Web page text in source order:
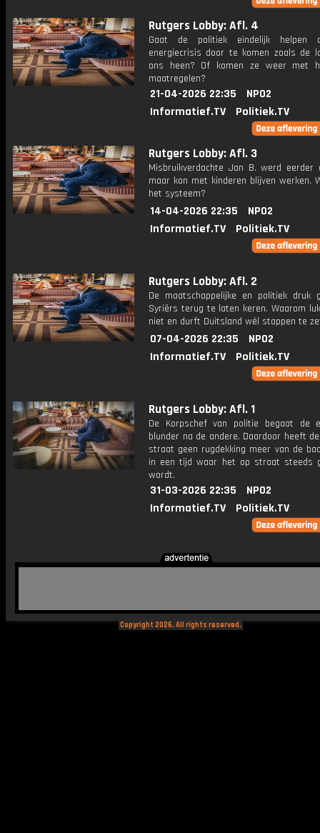
Rutgers Lobby: Afl. 4
Gaat de politiek eindelijk helpen
energiecrisis door te komen zoals de
ons heen? Of komen ze weer met
maatregelen?
21-04-2026 22:35
NPO2
Informatief.TV
Politiek.TV
Rutgers Lobby: Afl. 3
Misbruikverdachte Jan B. werd eerder
maar kon met kinderen blijven werken.
het systeem?
14-04-2026 22:35
NPO2
Informatief.TV
Politiek.TV
Rutgers Lobby: Afl. 2
De maatschappelijke en politiek druk
Syriërs terug te laten keren. Waarom
niet en durft Duitsland wél stappen te
07-04-2026 22:35
NPO2
Informatief.TV
Politiek.TV
Rutgers Lobby: Afl. 1
De Korpschef van politie begaat de
blunder na de andere. Daardoor heeft
straat geen rugdekking meer van de
in een tijd waar het op straat steeds
wordt.
31-03-2026 22:35
NPO2
Informatief.TV
Politiek.TV
Copyright 2026. All rights reserved.